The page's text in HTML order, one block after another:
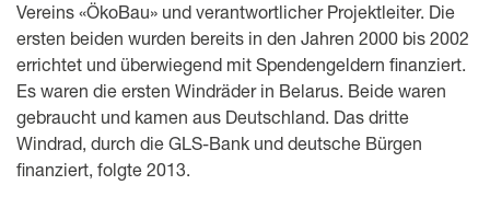
Vereins «ÖkoBau» und verantwortlicher Projektleiter. Die
ersten beiden wurden bereits in den Jahren 2000 bis 2002
errichtet und überwiegend mit Spendengeldern finanziert.
Es waren die ersten Windräder in Belarus. Beide waren
gebraucht und kamen aus Deutschland. Das dritte
Windrad, durch die GLS-Bank und deutsche Bürgen
finanziert, folgte 2013.